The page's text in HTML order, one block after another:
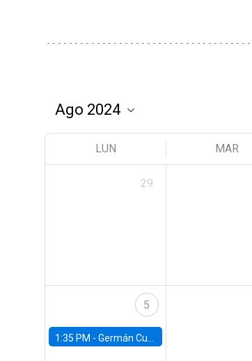
LUN MAR
29
5
1:35 PM - Germán Cubas, University of Houston